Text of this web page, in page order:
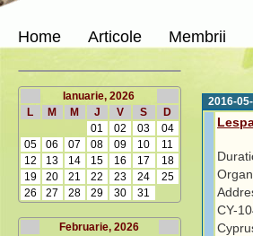
Home Articole Membrii
Ianuarie, 2026
L
M M J V S
D
01
02 03
04
05
06 07 08 09 10
11
12
13 14 15 16 17
18
19
20 21 22 23 24
25
26
27 28 29 30 31
Februarie, 2026
2016-
CY-